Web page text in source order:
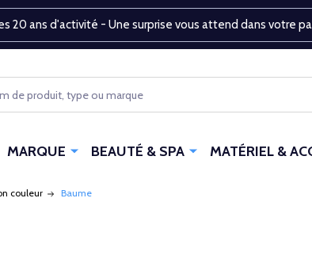
20 ans d'activité - Une surprise vous attend dans votre
MARQUE BEAUTÉ & SPA MATÉRIEL &
couleur Baume